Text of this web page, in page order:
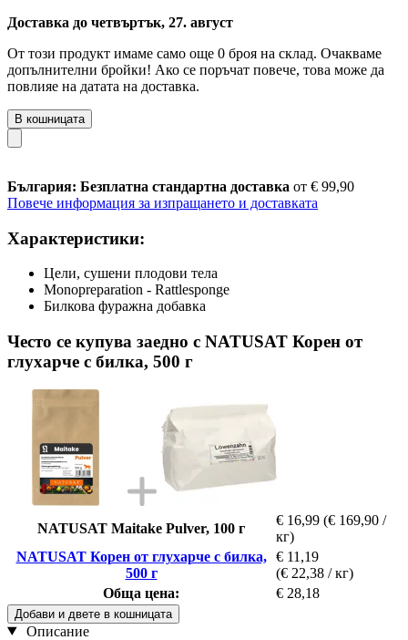
Доставка до четвъртък, 27. август
От този продукт имаме само още 0 броя на склад. Очакваме
допълнителни бройки! Ако се поръчат повече, това може да
повлияе на датата на доставка.
В кошницата
България: Безплатна стандартна доставка от € 99,90
Повече информация за изпращането и доставката
Характеристики:
Цели, сушени плодови тела
Monopreparation - Rattlesponge
Билкова фуражна добавка
Често се купува заедно с NATUSAT Корен от
глухарче с билка, 500 г
NATUSAT Maitake Pulver, 100 г
€ 16,99 (€ 169,90 /
кг)
NATUSAT Корен от глухарче с билка,
500 г
€ 11,19
(€ 22,38 / кг)
Обща цена:
€ 28,18
Добави и двете в кошницата
Описание